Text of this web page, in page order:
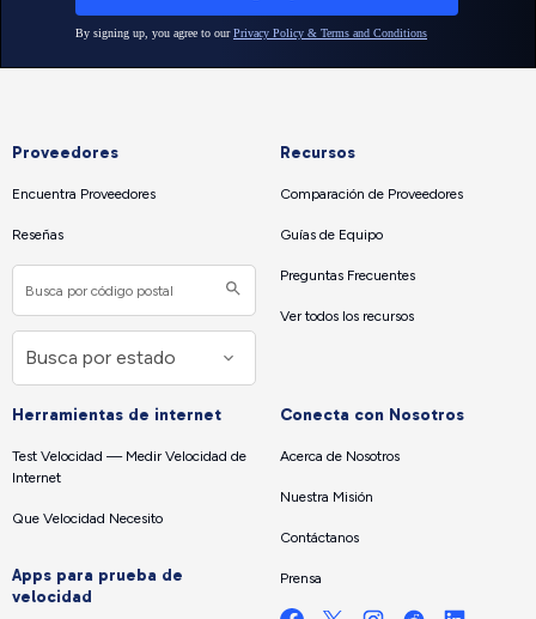
Proveedores
Encuentra Proveedores
Reseñas
Recursos
Comparación de Proveedores
Guías de Equipo
Preguntas Frecuentes
Ver todos los recursos
Herramientas de internet
Test Velocidad — Medir Velocidad de
Internet
Que Velocidad Necesito
Apps para prueba de
velocidad
Conecta con Nosotros
Acerca de Nosotros
Nuestra Misión
Contáctanos
Prensa